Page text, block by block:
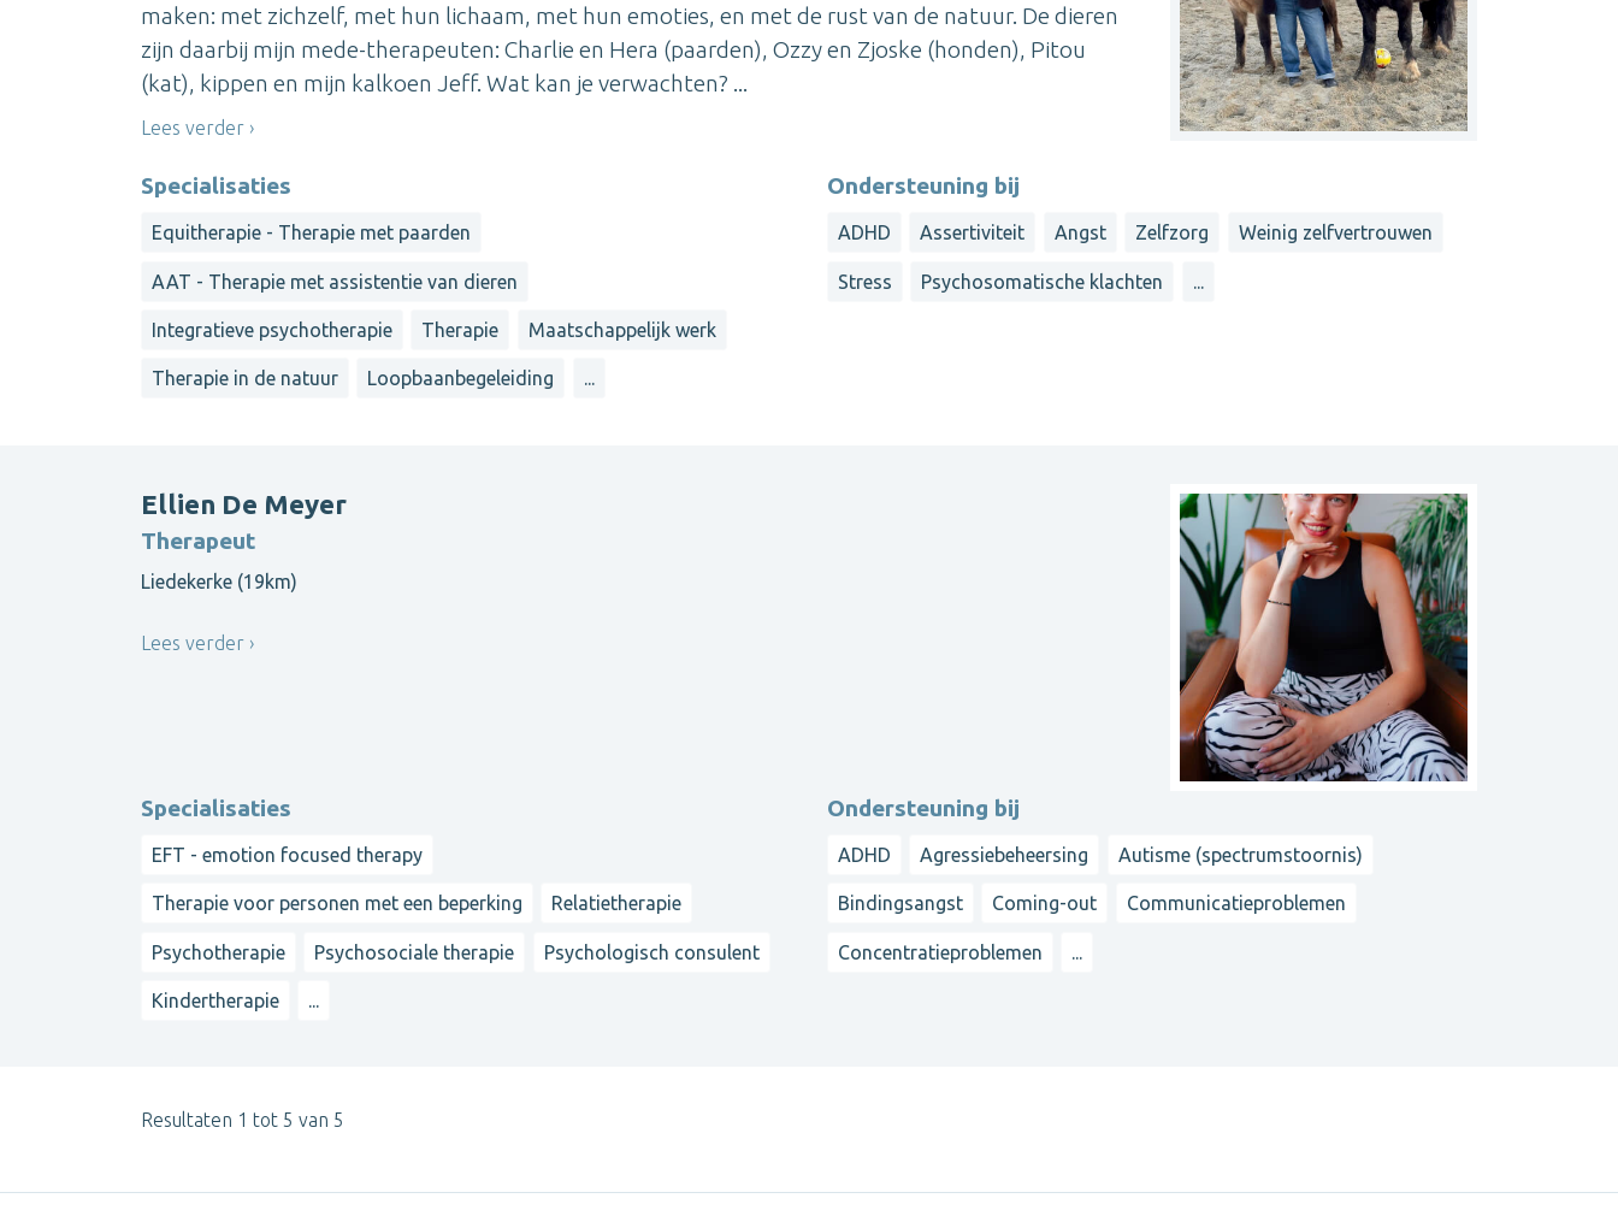
maken: met zichzelf, met hun lichaam, met hun emoties, en met de rust van de natuur. De dieren
zijn daarbij mijn mede-therapeuten: Charlie en Hera (paarden), Ozzy en Zjoske (honden), Pitou
(kat), kippen en mijn kalkoen Jeff. Wat kan je verwachten? ...
Lees verder
Specialisaties
Equitherapie - Therapie met paarden
AAT - Therapie met assistentie van dieren
Integratieve psychotherapie Therapie Maatschappelijk werk
Therapie in de natuur Loopbaanbegeleiding ...
Ondersteuning bij
ADHD Assertiviteit Angst Zelfzorg Weinig zelfvertrouwen
Stress Psychosomatische klachten ...
Ellien De Meyer
Therapeut
Liedekerke (19km)
Lees verder
Specialisaties
EFT - emotion focused therapy
Therapie voor personen met een beperking Relatietherapie
Psychotherapie Psychosociale therapie Psychologisch consulent
Kindertherapie ...
Ondersteuning bij
ADHD Agressiebeheersing Autisme (spectrumstoornis)
Bindingsangst Coming-out Communicatieproblemen
Concentratieproblemen ...
Resultaten 1 tot 5 van 5